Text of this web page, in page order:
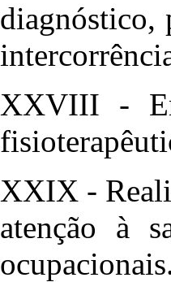
diagnóstico,
XXVIII -
XXIX -
atenção à